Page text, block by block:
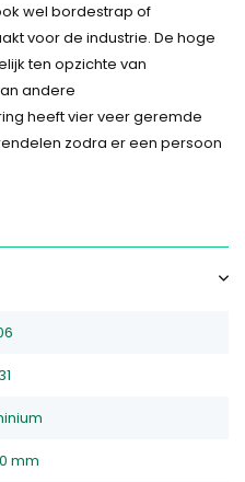
wel bordestrap of
voor de industrie. De hoge
ten opzichte van
andere
heeft vier veer geremde
zodra er een persoon
mm